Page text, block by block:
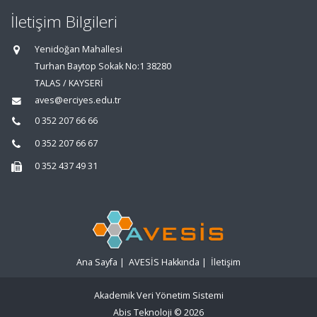
İletişim Bilgileri
Yenidoğan Mahallesi
Turhan Baytop Sokak No:1 38280
TALAS / KAYSERİ
aves@erciyes.edu.tr
0 352 207 66 66
0 352 207 66 67
0 352 437 49 31
Ana Sayfa | AVESİS Hakkında | İletişim
Akademik Veri Yönetim Sistemi
Abis Teknoloji © 2026